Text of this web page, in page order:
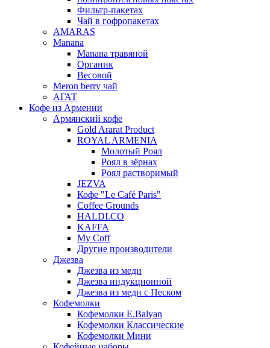
Фильтр-пакетах
Чай в гофропакетах
AMARAS
Manana
Manana травяной
Органик
Весовой
Meron berry чай
АГАТ
Кофе из Армении
Армянский кофе
Gold Ararat Product
ROYAL ARMENIA
Молотый Роял
Роял в зёрнах
Роял растворимый
JEZVA
Кофе "Le Café Paris"
Coffee Grounds
HALDI.CO
KAFFA
My Coff
Другие производители
Джезва
Джезва из меди
Джезва индукционной
Джезва из меди с Песком
Кофемолки
Кофемолки E.Balyan
Кофемолки Классические
Кофемолки Мини